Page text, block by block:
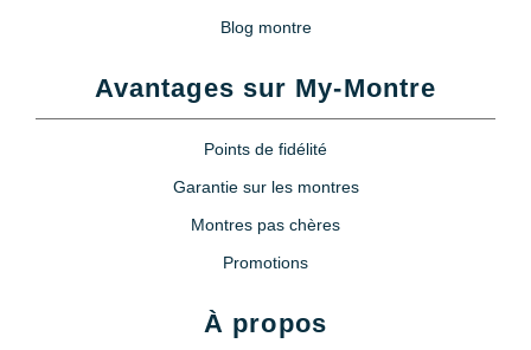
Blog montre
Avantages sur My-Montre
Points de fidélité
Garantie sur les montres
Montres pas chères
Promotions
À propos